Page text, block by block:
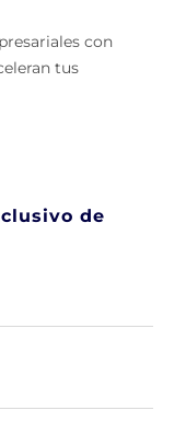
con
tus
de